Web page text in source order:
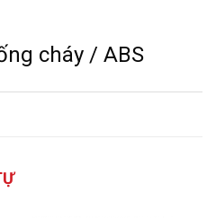
cháy / ABS